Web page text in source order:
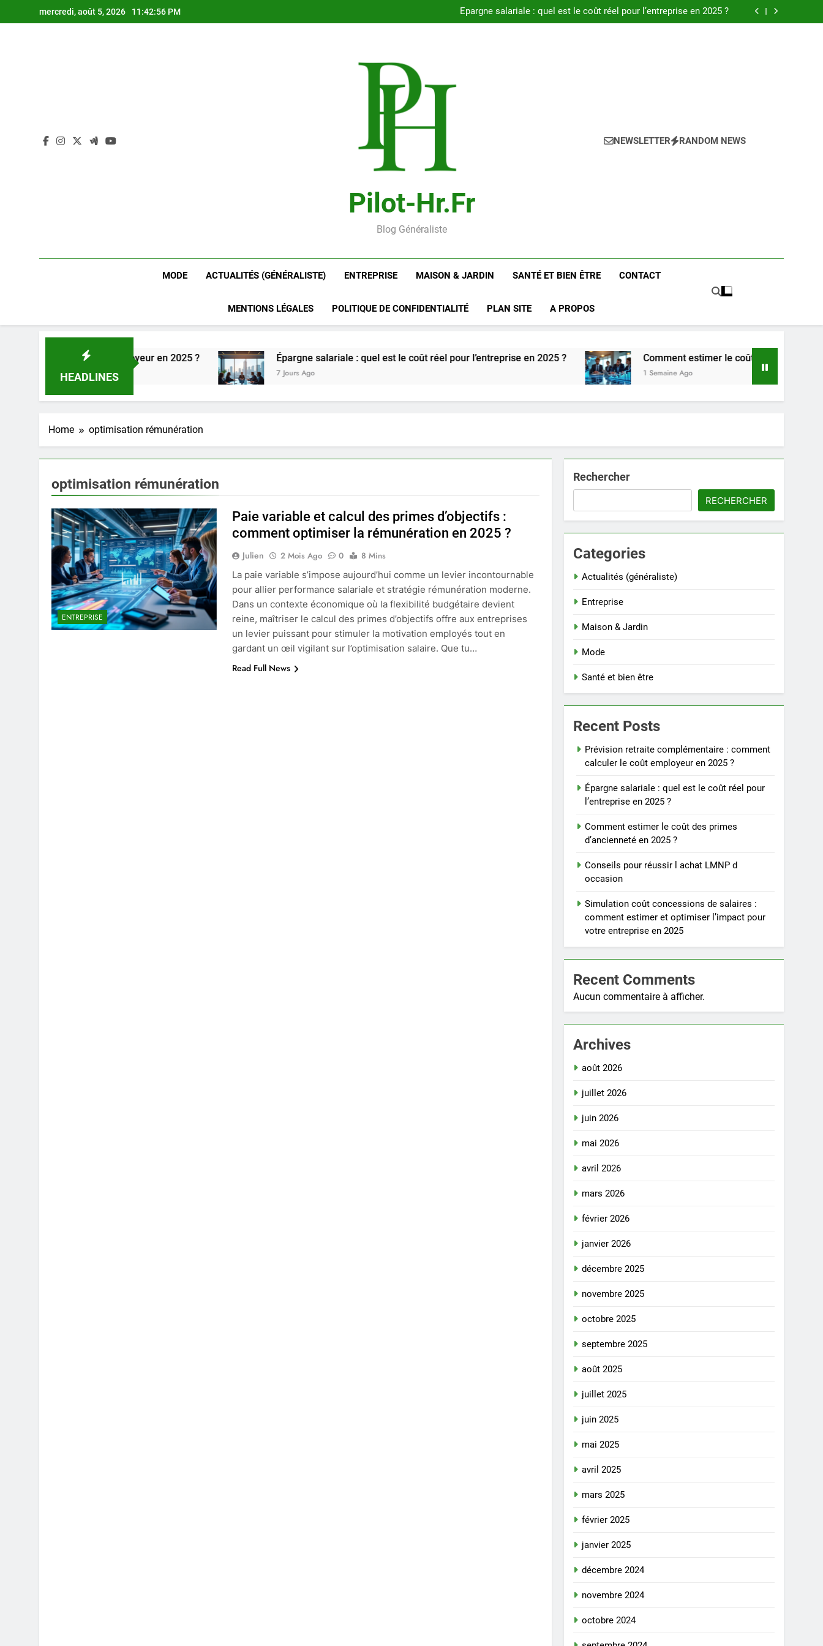
to
mercredi, août 5, 2026 11:42:56 PM
2025 ?
Épargne salariale : quel est le coût réel pour l’entreprise en 2025 ?
Comment estimer le coût des primes d’ancienneté en 2025 ?
Pilot-Hr.fr
Blog Généraliste
NEWSLETTER RANDOM NEWS
MODE ACTUALITÉS (GÉNÉRALISTE) ENTREPRISE MAISON & JARDIN SANTÉ ET BIEN ÊTRE CONTACT
MENTIONS LÉGALES POLITIQUE DE CONFIDENTIALITÉ PLAN SITE A PROPOS
HEADLINES
le coût employeur en 2025 ? Épargne salariale : quel est le coût réel pour l’entreprise en 2025 ?
7 Jours Ago
Comment estimer le coût des primes d’ancienneté
1 Semaine Ago
Home optimisation rémunération
optimisation rémunération
ENTREPRISE
Paie variable et calcul des primes d’objectifs :
comment optimiser la rémunération en 2025 ?
Julien 2 Mois Ago 0
8 Mins
La paie variable s’impose aujourd’hui comme un levier incontournable
pour allier performance salariale et stratégie rémunération moderne.
Dans un contexte économique où la flexibilité budgétaire devient
reine, maîtriser le calcul des primes d’objectifs offre aux entreprises
un levier puissant pour stimuler la motivation employés tout en
gardant un œil vigilant sur l’optimisation salaire. Que tu…
Read Full News
Rechercher
RECHERCHER
Categories
Actualités (généraliste)
Entreprise
Maison & Jardin
Mode
Santé et bien être
Recent Posts
Prévision retraite complémentaire : comment
calculer le coût employeur en 2025 ?
Épargne salariale : quel est le coût réel pour
l’entreprise en 2025 ?
Comment estimer le coût des primes
d’ancienneté en 2025 ?
Conseils pour réussir l achat LMNP d
occasion
Simulation coût concessions de salaires :
comment estimer et optimiser l’impact pour
votre entreprise en 2025
Recent Comments
Aucun commentaire à afficher.
Archives
août 2026
juillet 2026
juin 2026
mai 2026
avril 2026
mars 2026
février 2026
janvier 2026
décembre 2025
novembre 2025
octobre 2025
septembre 2025
août 2025
juillet 2025
juin 2025
mai 2025
avril 2025
mars 2025
février 2025
janvier 2025
décembre 2024
novembre 2024
octobre 2024